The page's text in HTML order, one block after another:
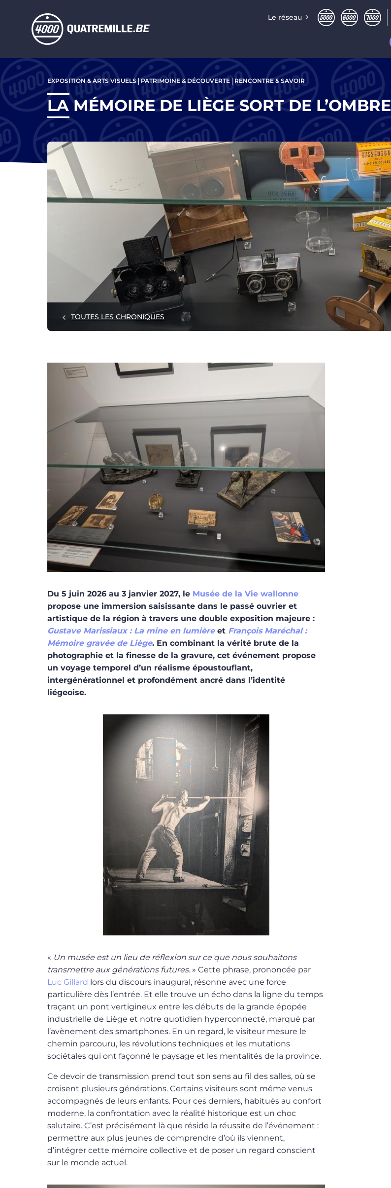
Le réseau
Aller
au
contenu
principal
EXPOSITION & ARTS VISUELS PATRIMOINE & DÉCOUVERTE RENCONTRE & SAVOIR
LA MÉMOIRE DE LIÈGE SORT DE L’OMBRE
TOUTES LES CHRONIQUES
Du 5 juin 2026 au 3 janvier 2027, le Musée de la Vie wallonne
propose une immersion saisissante dans le passé ouvrier et
artistique de la région à travers une double exposition majeure :
Gustave Marissiaux : La mine en lumièreet François Maréchal :
Mémoire gravée de Liège. En combinant la vérité brute de la
photographie et la finesse de la gravure, cet événement propose
un voyage temporel d’un réalisme époustouflant,
intergénérationnel et profondément ancré dans l’identité
liégeoise.
« Un musée est un lieu de réflexion sur ce que nous souhaitons
transmettre aux générations futures. » Cette phrase, prononcée par
Luc Gillard lors du discours inaugural, résonne avec une force
particulière dès l’entrée. Et elle trouve un écho dans la ligne du temps
traçant un pont vertigineux entre les débuts de la grande épopée
industrielle de Liège et notre quotidien hyperconnecté, marqué par
l’avènement des smartphones. En un regard, le visiteur mesure le
chemin parcouru, les révolutions techniques et les mutations
sociétales qui ont façonné le paysage et les mentalités de la province.
Ce devoir de transmission prend tout son sens au fil des salles, où se
croisent plusieurs générations. Certains visiteurs sont même venus
accompagnés de leurs enfants. Pour ces derniers, habitués au confort
moderne, la confrontation avec la réalité historique est un choc
salutaire. C’est précisément là que réside la réussite de l’événement :
permettre aux plus jeunes de comprendre d’où ils viennent,
d’intégrer cette mémoire collective et de poser un regard conscient
sur le monde actuel.